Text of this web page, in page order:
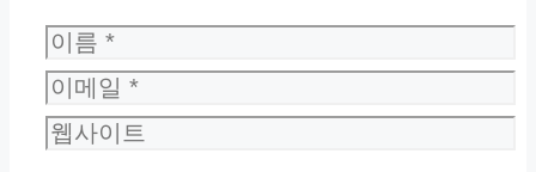
이
름
이
메
웹